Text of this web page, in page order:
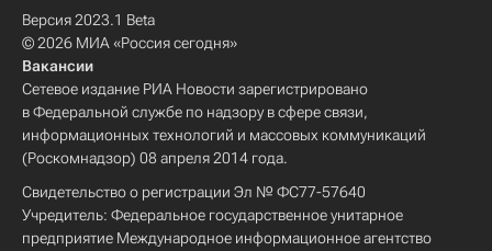
Версия 2023.1 Beta
© 2026 МИА «Россия сегодня»
Вакансии
Сетевое издание РИА Новости зарегистрировано
в Федеральной службе по надзору в сфере связи,
информационных технологий и массовых коммуникаций
(Роскомнадзор) 08 апреля 2014 года.
Свидетельство о регистрации Эл № ФС77-57640
Учредитель: Федеральное государственное унитарное
предприятие Международное информационное агентство